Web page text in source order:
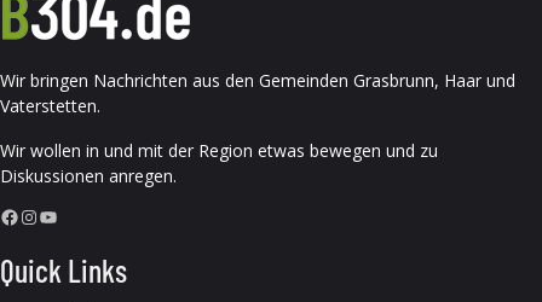
Wir bringen Nachrichten aus den Gemeinden Grasbrunn, Haar und
Vaterstetten.
Wir wollen in und mit der Region etwas bewegen und zu
Diskussionen anregen.
Facebook InstagramYouTube
Quick Links